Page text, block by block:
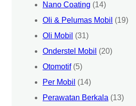
Nano Coating (14)
Oli & Pelumas Mobil (19)
Oli Mobil (31)
Onderstel Mobil (20)
Otomotif(5)
Per Mobil (14)
Perawatan Berkala (13)